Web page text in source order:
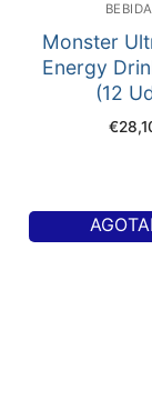
Monster
Energy
(12
€